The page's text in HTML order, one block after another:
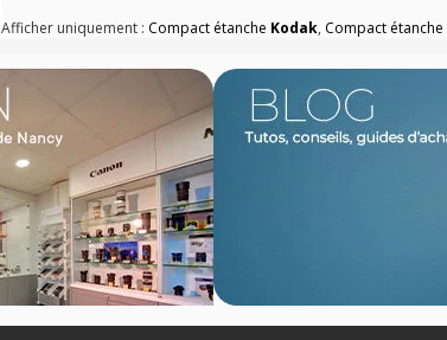
Afficher uniquement : Compact étanche Kodak, Compact étanche